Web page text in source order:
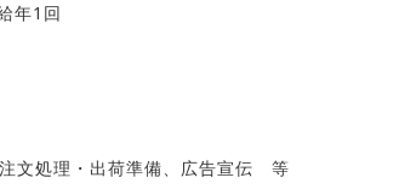
年1回
文処理・出荷準備、広告宣伝 等